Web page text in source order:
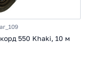
550 Khaki, 10 м